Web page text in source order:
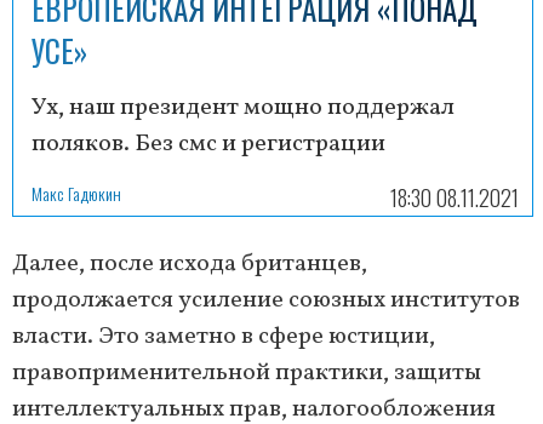
УСЕ»
Ух, наш президент мощно поддержал
поляков. Без смс и регистрации
Макс Гадюкин 18:30 08.11.2021
Далее, после исхода британцев,
продолжается усиление союзных институтов
власти. Это заметно в сфере юстиции,
правоприменительной практики, защиты
интеллектуальных прав, налогообложения